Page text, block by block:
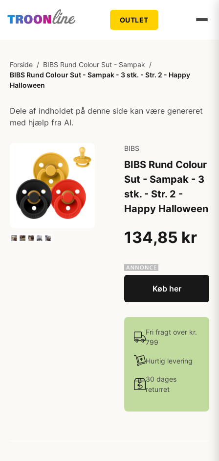
OUTLET
Forside / BIBS Rund Colour Sut - Sampak /
BIBS Rund Colour Sut - Sampak - 3 stk. - Str. 2 - Happy
Halloween
Dele af indholdet på denne side kan være genereret
med hjælp fra AI.
BIBS
BIBS Rund Colour
Sut - Sampak - 3
stk. - Str. 2 -
Happy Halloween
134,85 kr
Køb her
Fri fragt over kr.
799
Hurtig levering
30 dages
returret